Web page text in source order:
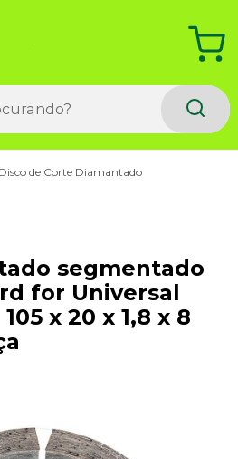
Disco de Corte Diamantado
segmentado
for Universal
x 20 x 1,8 x 8